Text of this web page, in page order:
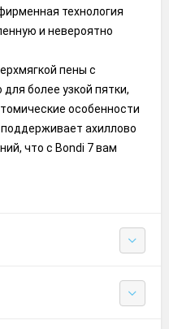
технология
и невероятно
пены с
более узкой пятки,
особенности
ахиллово
что с Bondi 7 вам